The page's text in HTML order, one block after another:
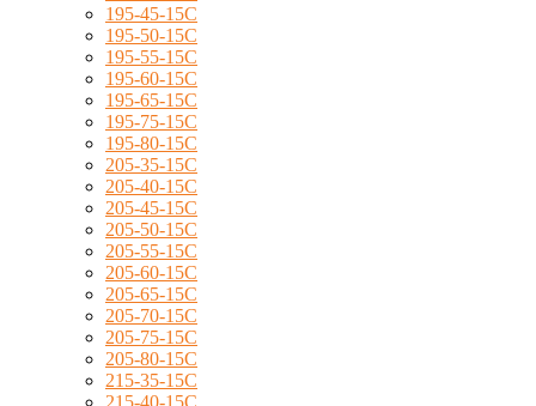
195-45-15C
195-50-15C
195-55-15C
195-60-15C
195-65-15C
195-75-15C
195-80-15C
205-35-15C
205-40-15C
205-45-15C
205-50-15C
205-55-15C
205-60-15C
205-65-15C
205-70-15C
205-75-15C
205-80-15C
215-35-15C